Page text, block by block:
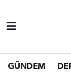
GÜNDEM
BİLİM